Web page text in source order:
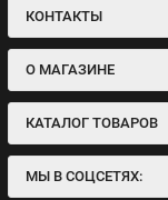
КОНТАКТЫ
О МАГАЗИНЕ
КАТАЛОГ ТОВАРОВ
МЫ В СОЦСЕТЯХ: